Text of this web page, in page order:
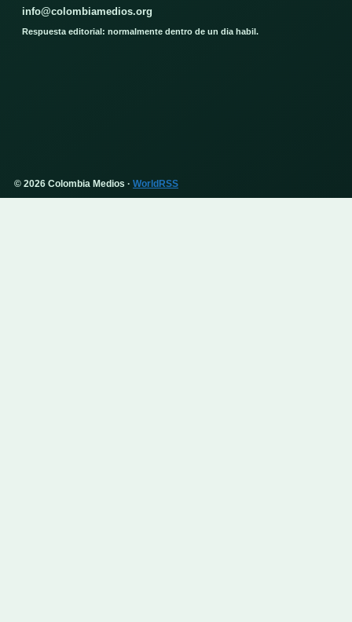
info@colombiamedios.org
Respuesta editorial: normalmente dentro de un dia habil.
© 2026 Colombia Medios · WorldRSS